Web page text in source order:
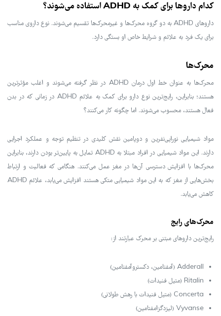
کدام داروها برای کمک به ADHD استفاده می‌شوند؟
داروهای ADHD به دو گروه محرک‌ها و غیرمحرک‌ها تقسیم می‌شوند. نوع داروی مناسب
برای یک فرد به علائم و شرایط خاص او بستگی دارد.
محرک‌ها
محرک‌ها به عنوان خط اول درمان ADHD در نظر گرفته می‌شوند و اغلب مؤثرترین
هستند؛ بنابراین، رایج‌ترین نوع دارو برای کمک به علائم ADHD در زمانی که در بدن
فعال هستند، محسوب می‌شوند. اما چگونه کار می‌کنند؟
مواد شیمیایی نوراپی‌نفرین و دوپامین نقش کلیدی در تنظیم توجه و عملکرد اجرایی
دارند. این مواد شیمیایی در افراد مبتلا به ADHD تمایل به پایین‌تر بودن دارند، بنابراین
محرک‌ها با افزایش دسترسی آن‌ها در مغز عمل می‌کنند. هنگامی که فعالیت و ارتباط
بخش‌هایی از مغز که به این مواد شیمیایی متکی هستند افزایش می‌یابد، علائم ADHD
کاهش می‌یابد.
محرک‌های رایج
رایج‌ترین داروهای مبتنی بر محرک عبارتند از:
Adderall (آمفتامین، دکستروآمفتامین)
Ritalin (متیل فنیدات)
Concerta (متیل فنیدات با رهش طولانی)
Vyvanse (لیزدگزامفتامین)